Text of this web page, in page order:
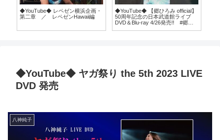
◆YouTube◆ レペゼン横浜企画・
第二章 ／ レペゼンHawaii編
◆YouTube◆ 【郷ひろみ official】
50周年記念の日本武道館ライブ
DVD＆Blu-ray 4/26発売!! #郷ひ
◆YouTube◆ ヤガ祭り the 5th 2023 LIVE
DVD 発売
八神純子